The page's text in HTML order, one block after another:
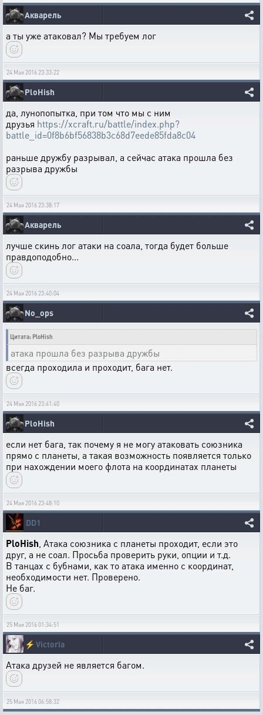
Акварель
а ты уже атаковал? Мы требуем лог
24 Мая 2016 23:33:22
PloHish
да, лунопопытка, при том что мы с ним
друзья https://xcraft.ru/battle/index.php?
battle_id=0f8b6bf56838b3c68d7eede85fda8c04
раньше дружбу разрывал, а сейчас атака прошла без
разрыва дружбы
24 Мая 2016 23:38:17
Акварель
лучше скинь лог атаки на соала, тогда будет больше
правдоподобно...
24 Мая 2016 23:40:04
No_ops
Цитата: PloHish
атака прошла без разрыва дружбы
всегда проходила и проходит, бага нет.
24 Мая 2016 23:41:40
PloHish
если нет бага, так почему я не могу атаковать союзника
прямо с планеты, а такая возможность появляется только
при нахождении моего флота на координатах планеты
24 Мая 2016 23:48:10
DD1
PloHish , Атака союзника с планеты проходит, если это
друг, а не соал. Просьба проверить руки, опции и т.д.
В танцах с бубнами, как то атака именно с координат,
необходимости нет. Проверено.
Не баг.
25 Мая 2016 01:34:51
⚡ Victoria
Атака друзей не является багом.
25 Мая 2016 06:58:32